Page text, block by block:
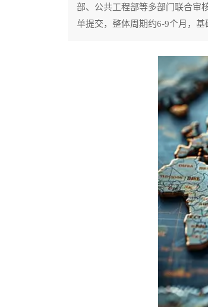
部、公共工程部等多部门联合审
单提交，整体周期约6-9个月，